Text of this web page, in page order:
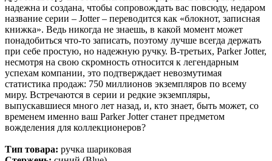
надежна и создана, чтобы сопровождать вас повсюду, недаром
название серии – Jotter – переводится как «блокнот, записная
книжка». Ведь никогда не знаешь, в какой момент может
понадобиться что-то записать, поэтому лучше всегда держать
при себе простую, но надежную ручку. В-третьих, Parker Jotter,
несмотря на свою скромность относится к легендарным
успехам компании, это подтверждает невозмутимая
статистика продаж: 750 миллионов экземпляров по всему
миру. Встречаются в серии и редкие экземпляры,
выпускавшиеся много лет назад, и, кто знает, быть может, со
временем именно ваш Parker Jotter станет предметом
вожделения для коллекционеров?
Тип товара: ручка шариковая